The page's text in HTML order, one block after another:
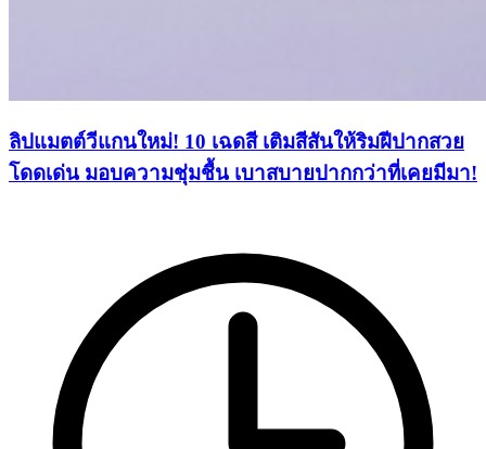
ลิปแมตต์วีแกนใหม่! 10 เฉดสี เติมสีสันให้ริมฝีปากสวย
โดดเด่น มอบความชุ่มชื้น เบาสบายปากกว่าที่เคยมีมา!